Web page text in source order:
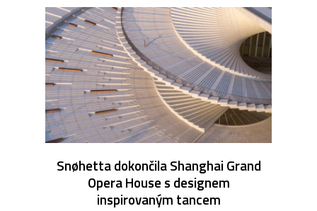
Snøhetta dokončila Shanghai Grand
Opera House s designem
inspirovaným tancem